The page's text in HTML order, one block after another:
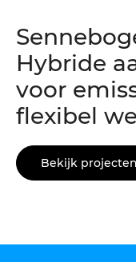
Hybride
voor
flexibel
Bekijk projecten